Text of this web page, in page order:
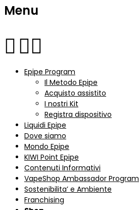
Menu
Epipe Program
Il Metodo Epipe
Acquisto assistito
I nostri Kit
Registra dispositivo
Liquidi Epipe
Dove siamo
Mondo Epipe
KIWI Point Epipe
Contenuti Informativi
VapeShop Ambassador Program
Sostenibilita’ e Ambiente
Franchising